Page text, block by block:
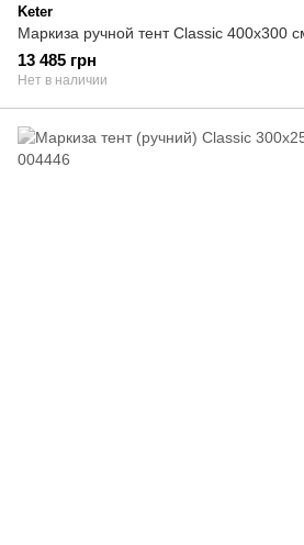
Keter
Маркиза ручной тент Classic 400х300
13 485 грн
Нет в наличии